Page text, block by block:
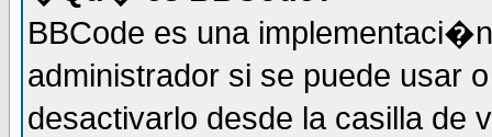
BBCode es una
administrador si se puede usar
desactivarlo desde la casilla de